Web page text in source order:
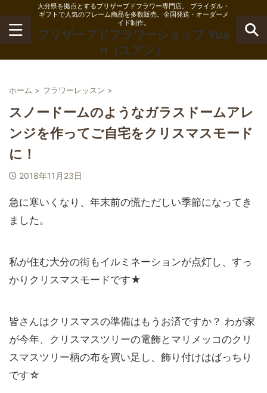
大分県を拠点とするプリザーブドフラワー専門店。 ブライダル・
ギフトで人気のフレーム商品を多数販売。全国発送・オーダーメ
イド制作。
プリザーブドフラワーショップ Yua
n（ユアン）
ホーム > フラワーレッスン >
スノードームのようなガラスドームアレ
ンジを作ってご自宅をクリスマスモード
に！
2018年11月23日
急に寒いくなり、年末前の慌ただしい季節になってき
ました。
私が住む大分の街もイルミネーションが点灯し、すっ
かりクリスマスモードです★
皆さんはクリスマスの準備はもうお済ですか？ わが家
が今年、クリスマスツリーの電飾とマリメッコのクリ
スマスツリー柄の布を買い足し、飾り付けはばっちり
です☆